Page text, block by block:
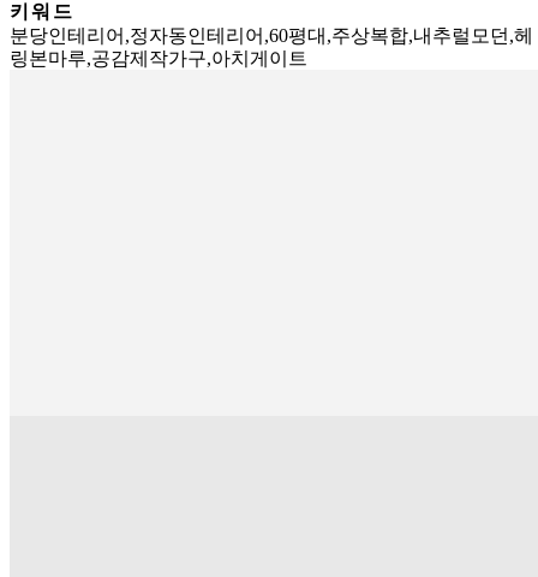
키워드
분당인테리어,정자동인테리어,60평대,주상복합,내추럴모던,헤
링본마루,공감제작가구,아치게이트